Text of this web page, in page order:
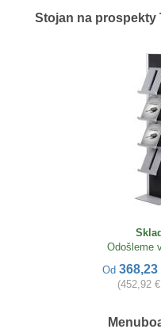
Stojan na prospekty
Odošleme
Od 368,23
(452,92